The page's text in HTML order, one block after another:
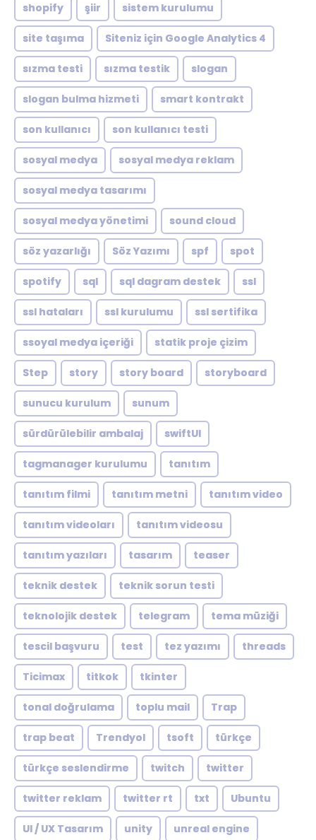
shopify şiir sistem kurulumu
site taşıma Siteniz için Google Analytics 4
sızma testi sızma testik slogan
slogan bulma hizmeti smart kontrakt
son kullanıcı son kullanıcı testi
sosyal medya sosyal medya reklam
sosyal medya tasarımı
sosyal medya yönetimi sound cloud
söz yazarlığı Söz Yazımı spf spot
spotify sql sql dagram destek ssl
ssl hataları ssl kurulumu ssl sertifika
ssoyal medya içeriği statik proje çizim
Step story story board storyboard
sunucu kurulum sunum
sürdürülebilir ambalaj swiftUI
tagmanager kurulumu tanıtım
tanıtım filmi tanıtım metni tanıtım video
tanıtım videoları tanıtım videosu
tanıtım yazıları tasarım teaser
teknik destek teknik sorun testi
teknolojik destek telegram tema müziği
tescil başvuru test tez yazımı threads
Ticimax titkok tkinter
tonal doğrulama toplu mail Trap
trap beat Trendyol tsoft türkçe
türkçe seslendirme twitch twitter
twitter reklam twitter rt txt Ubuntu
UI / UX Tasarım unity unreal engine